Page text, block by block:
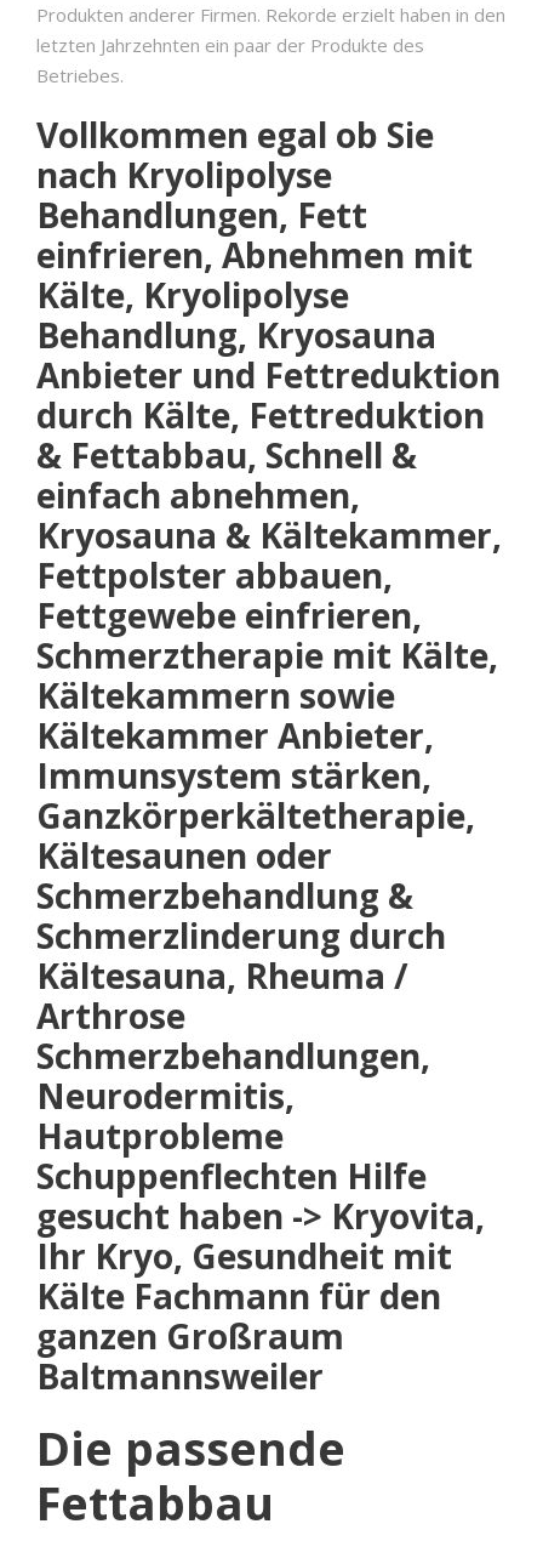
Produkten anderer Firmen. Rekorde erzielt haben in den
letzten Jahrzehnten ein paar der Produkte des
Betriebes.
Vollkommen egal ob Sie
nach Kryolipolyse
Behandlungen, Fett
einfrieren, Abnehmen mit
Kälte, Kryolipolyse
Behandlung, Kryosauna
Anbieter und Fettreduktion
durch Kälte, Fettreduktion
& Fettabbau, Schnell &
einfach abnehmen,
Kryosauna & Kältekammer,
Fettpolster abbauen,
Fettgewebe einfrieren,
Schmerztherapie mit Kälte,
Kältekammern sowie
Kältekammer Anbieter,
Immunsystem stärken,
Ganzkörperkältetherapie,
Kältesaunen oder
Schmerzbehandlung &
Schmerzlinderung durch
Kältesauna, Rheuma /
Arthrose
Schmerzbehandlungen,
Neurodermitis,
Hautprobleme
Schuppenflechten Hilfe
gesucht haben -> Kryovita,
Ihr Kryo, Gesundheit mit
Kälte Fachmann für den
ganzen Großraum
Baltmannsweiler
Die passende
Fettabbau